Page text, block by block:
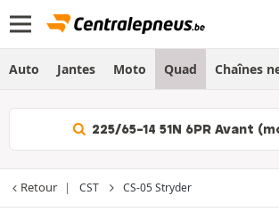
Auto Jantes Moto Quad Chaînes
225/65-14 51N 6PR Avant
Retour CST CS-05 Stryder